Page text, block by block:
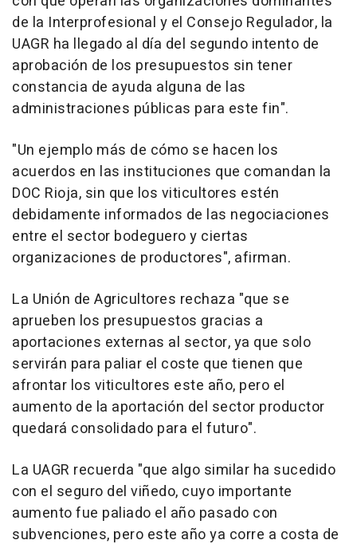
de la Interprofesional y el Consejo Regulador, la
UAGR ha llegado al día del segundo intento de
aprobación de los presupuestos sin tener
constancia de ayuda alguna de las
administraciones públicas para este fin".
"Un ejemplo más de cómo se hacen los
acuerdos en las instituciones que comandan la
DOC Rioja, sin que los viticultores estén
debidamente informados de las negociaciones
entre el sector bodeguero y ciertas
organizaciones de productores", afirman.
La Unión de Agricultores rechaza "que se
aprueben los presupuestos gracias a
aportaciones externas al sector, ya que solo
servirán para paliar el coste que tienen que
afrontar los viticultores este año, pero el
aumento de la aportación del sector productor
quedará consolidado para el futuro".
La UAGR recuerda "que algo similar ha sucedido
con el seguro del viñedo, cuyo importante
aumento fue paliado el año pasado con
subvenciones, pero este año ya corre a costa de